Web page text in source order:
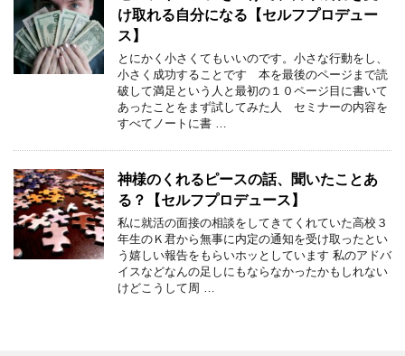
け取れる自分になる【セルフプロデュー
ス】
とにかく小さくてもいいのです。小さな行動をし、
小さく成功することです 本を最後のページまで読
破して満足という人と最初の１０ページ目に書いて
あったことをまず試してみた人 セミナーの内容を
すべてノートに書 …
神様のくれるピースの話、聞いたことあ
る？【セルフプロデュース】
私に就活の面接の相談をしてきてくれていた高校３
年生のＫ君から無事に内定の通知を受け取ったとい
う嬉しい報告をもらいホッとしています 私のアドバ
イスなどなんの足しにもならなかったかもしれない
けどこうして周 …